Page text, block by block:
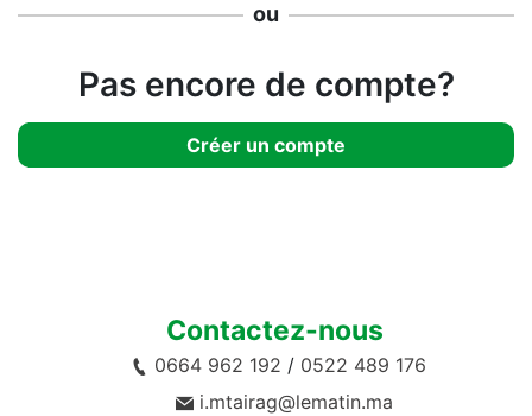
ou
Pas encore de compte?
Créer un compte
Contactez-nous
0664 962 192 / 0522 489 176
i.mtairag@lematin.ma